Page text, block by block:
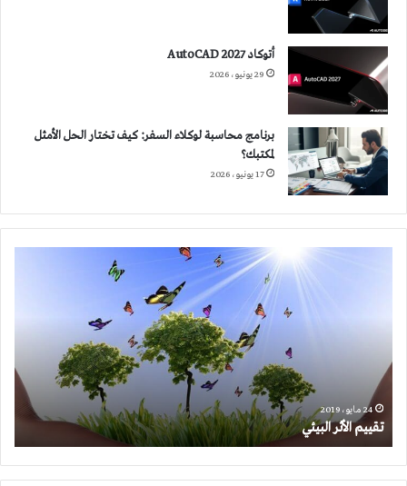
أتوكاد 2027 AutoCAD
29 يونيو، 2026
برنامج محاسبة لوكلاء السفر: كيف تختار الحل الأمثل
لمكتبك؟
17 يونيو، 2026
24 مايو، 2019
تقييم الأثر البيئي